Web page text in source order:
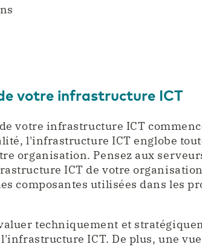
votre infrastructure ICT
votre infrastructure ICT
l'infrastructure ICT englobe
organisation. Pensez aux
ICT de votre
composantes utilisées dans les
techniquement et
ICT. De plus, une